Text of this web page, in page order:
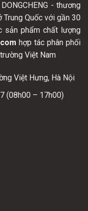
- thương
Quốc với gần 30
sản phẩm chất lượng
hợp tác phân phối
Việt Nam
Việt Hưng, Hà Nội
(08h00 – 17h00)